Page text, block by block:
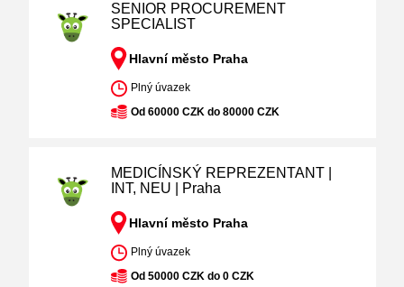
SENIOR PROCUREMENT
SPECIALIST
Hlavní město Praha
Plný úvazek
Od 60000 CZK do 80000 CZK
MEDICÍNSKÝ REPREZENTANT |
INT, NEU | Praha
Hlavní město Praha
Plný úvazek
Od 50000 CZK do 0 CZK